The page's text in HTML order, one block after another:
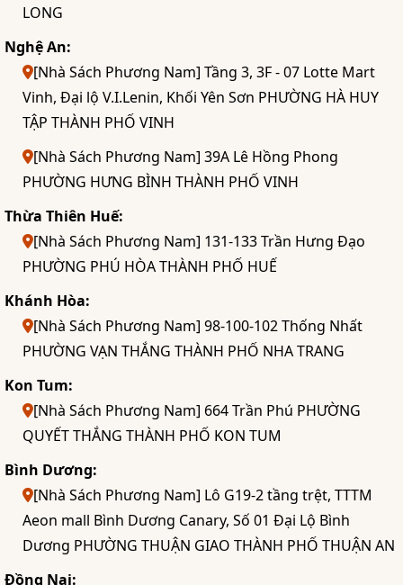
LONG
Nghệ An:
[Nhà Sách Phương Nam] Tầng 3, 3F - 07 Lotte Mart
Vinh, Đại lộ V.I.Lenin, Khối Yên Sơn PHƯỜNG HÀ HUY
TẬP THÀNH PHỐ VINH
[Nhà Sách Phương Nam] 39A Lê Hồng Phong
PHƯỜNG HƯNG BÌNH THÀNH PHỐ VINH
Thừa Thiên Huế:
[Nhà Sách Phương Nam] 131-133 Trần Hưng Đạo
PHƯỜNG PHÚ HÒA THÀNH PHỐ HUẾ
Khánh Hòa:
[Nhà Sách Phương Nam] 98-100-102 Thống Nhất
PHƯỜNG VẠN THẮNG THÀNH PHỐ NHA TRANG
Kon Tum:
[Nhà Sách Phương Nam] 664 Trần Phú PHƯỜNG
QUYẾT THẮNG THÀNH PHỐ KON TUM
Bình Dương:
[Nhà Sách Phương Nam] Lô G19-2 tầng trệt, TTTM
Aeon mall Bình Dương Canary, Số 01 Đại Lộ Bình
Dương PHƯỜNG THUẬN GIAO THÀNH PHỐ THUẬN AN
Đồng Nai: